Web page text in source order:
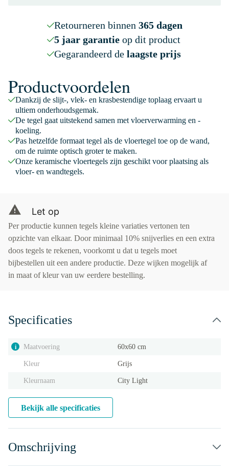
Retourneren binnen 365 dagen
5 jaar garantieop dit product
Gegarandeerd de laagste prijs
Productvoordelen
Dankzij de slijt-, vlek- en krasbestendige toplaag ervaart u
ultiem onderhoudsgemak.
De tegel gaat uitstekend samen met vloerverwarming en -
koeling.
Pas hetzelfde formaat tegel als de vloertegel toe op de wand,
om de ruimte optisch groter te maken.
Onze keramische vloertegels zijn geschikt voor plaatsing als
vloer- en wandtegels.
Let op
Per productie kunnen tegels kleine variaties vertonen ten
opzichte van elkaar. Door minimaal 10% snijverlies en een extra
doos tegels te rekenen, voorkomt u dat u tegels moet
bijbestellen uit een andere productie. Deze wijken mogelijk af
in maat of kleur van uw eerdere bestelling.
Specificaties
i Maatvoering 60x60 cm
Kleur Grijs
Kleurnaam City Light
Bekijk alle specificaties
Omschrijving